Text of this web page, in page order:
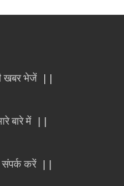
खबर भेजें ||
बारे में ||
संपर्क करें ||